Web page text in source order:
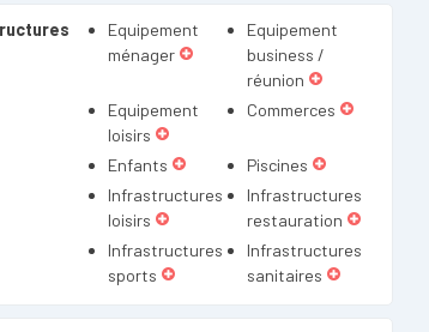
Equipement
ménager
Equipement
business /
réunion
Equipement
loisirs
Commerces
Enfants
Piscines
Infrastructures
loisirs
Infrastructures
restauration
Infrastructures
sports
Infrastructures
sanitaires